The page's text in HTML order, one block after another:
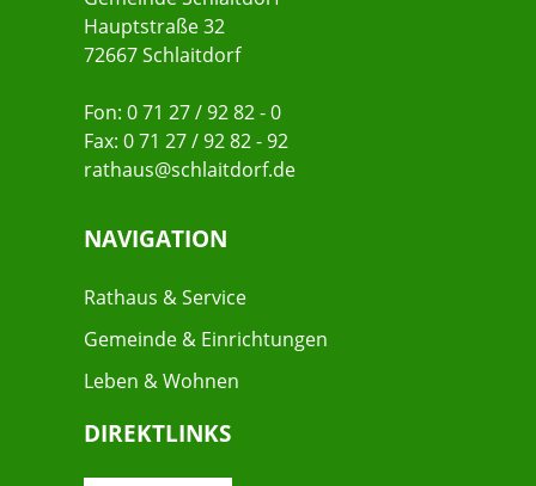
Hauptstraße 32
72667 Schlaitdorf
Fon: 0 71 27 / 92 82 - 0
Fax: 0 71 27 / 92 82 - 92
rathaus@schlaitdorf.de
NAVIGATION
Rathaus & Service
Gemeinde & Einrichtungen
Leben & Wohnen
DIREKTLINKS